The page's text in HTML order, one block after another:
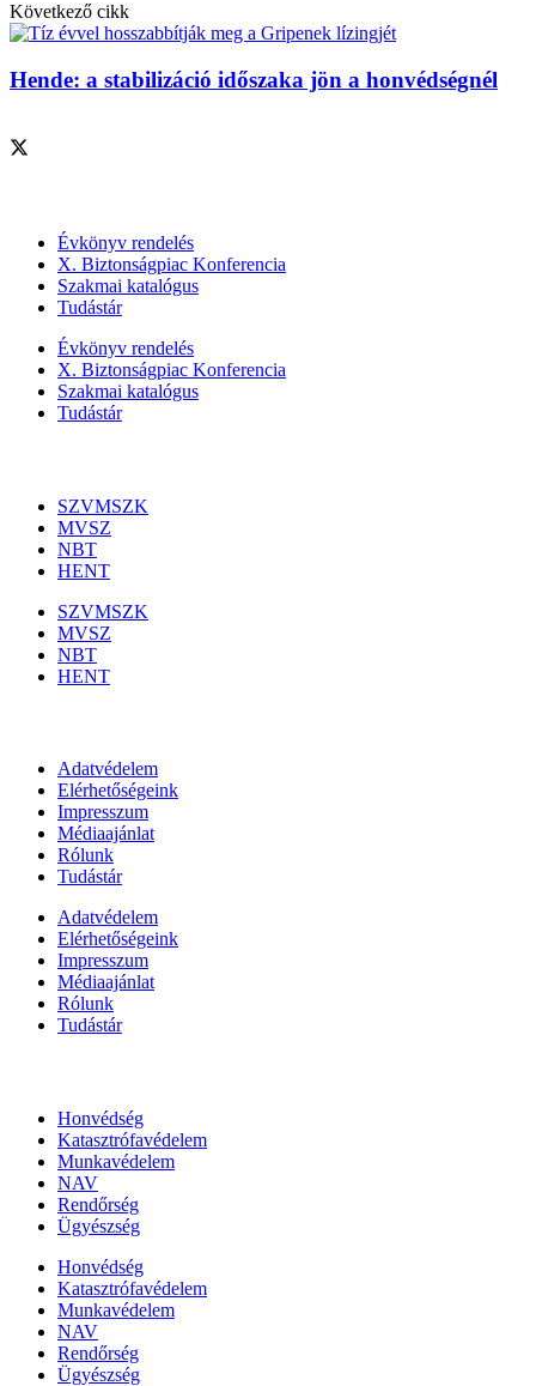
Következő cikk
Hende: a stabilizáció időszaka jön a honvédségnél
Évkönyv rendelés
X. Biztonságpiac Konferencia
Szakmai katalógus
Tudástár
Évkönyv rendelés
X. Biztonságpiac Konferencia
Szakmai katalógus
Tudástár
SZVMSZK
MVSZ
NBT
HENT
SZVMSZK
MVSZ
NBT
HENT
Adatvédelem
Elérhetőségeink
Impresszum
Médiaajánlat
Rólunk
Tudástár
Adatvédelem
Elérhetőségeink
Impresszum
Médiaajánlat
Rólunk
Tudástár
Honvédség
Katasztrófavédelem
Munkavédelem
NAV
Rendőrség
Ügyészség
Honvédség
Katasztrófavédelem
Munkavédelem
NAV
Rendőrség
Ügyészség